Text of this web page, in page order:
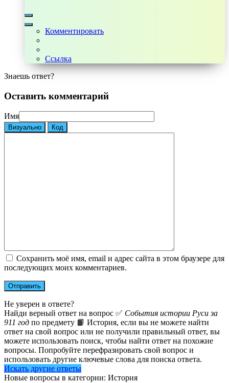
Комментировать
Ссылка
Знаешь ответ?
Оставить комментарий
Имя
Визуально Код
Сохранить моё имя, email и адрес сайта в этом браузере для
последующих моих комментариев.
Не уверен в ответе?
Найди верный ответ на вопрос ✅ События истории Руси за
911 год по предмету 📙 История, если вы не можете найти
ответ на свой вопрос или не получили правильный ответ, вы
можете использовать поиск, чтобы найти ответ на похожие
вопросы. Попробуйте перефразировать свой вопрос и
использовать другие ключевые слова для поиска ответа.
Искать другие ответы
Новые вопросы в категории: История